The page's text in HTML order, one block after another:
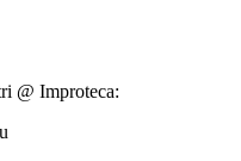
@ Improteca: